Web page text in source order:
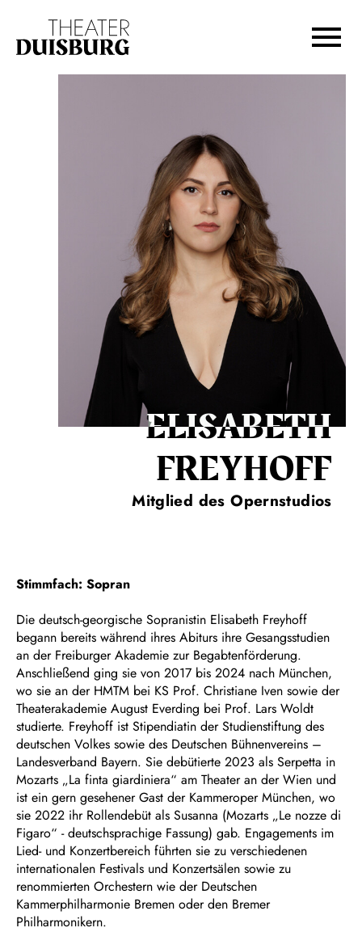
Zur Hauptnavigation springen
Zum Footer springen
ELISABETH
FREYHOFF
Mitglied des Opernstudios
Stimmfach: Sopran
Die deutsch-georgische Sopranistin Elisabeth Freyhoff
begann bereits während ihres Abiturs ihre Gesangsstudien
an der Freiburger Akademie zur Begabtenförderung.
Anschließend ging sie von 2017 bis 2024 nach München,
wo sie an der HMTM bei KS Prof. Christiane Iven sowie der
Theaterakademie August Everding bei Prof. Lars Woldt
studierte. Freyhoff ist Stipendiatin der Studienstiftung des
deutschen Volkes sowie des Deutschen Bühnenvereins –
Landesverband Bayern. Sie debütierte 2023 als Serpetta in
Mozarts „La finta giardiniera“ am Theater an der Wien und
ist ein gern gesehener Gast der Kammeroper München, wo
sie 2022 ihr Rollendebüt als Susanna (Mozarts „Le nozze di
Figaro“ - deutschsprachige Fassung) gab. Engagements im
Lied- und Konzertbereich führten sie zu verschiedenen
internationalen Festivals und Konzertsälen sowie zu
renommierten Orchestern wie der Deutschen
Kammerphilharmonie Bremen oder den Bremer
Philharmonikern.